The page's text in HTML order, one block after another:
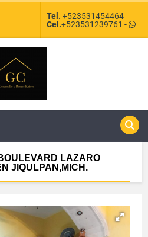
Tel. +523531454464
Cel.+523531239761 -
LAZARO
JIQULPAN,MICH.